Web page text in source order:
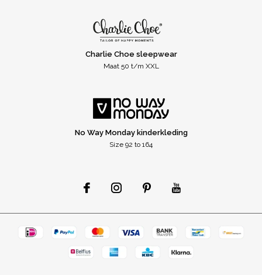
Charlie Choe sleepwear
Maat 50 t/m XXL
No Way Monday kinderkleding
Size 92 to 164